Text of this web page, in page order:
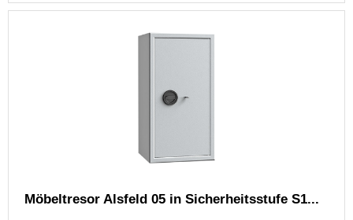
Möbeltresor Alsfeld 05 in Sicherheitsstufe S1...